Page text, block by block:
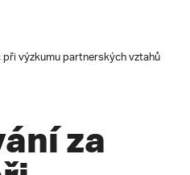
výzkumu partnerských vztahů
za